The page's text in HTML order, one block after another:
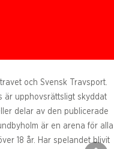
och Svensk Travsport.
är upphovsrättsligt skyddat
delar av den publicerade
är en arena för alla
18 år. Har spelandet blivit